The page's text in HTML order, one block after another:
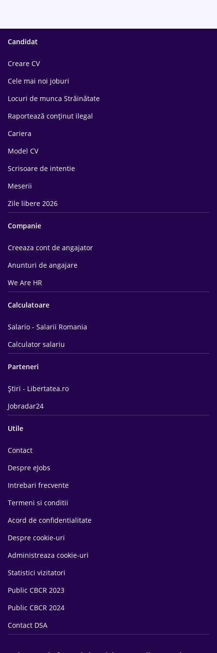
Candidat
Creare CV
Cele mai noi joburi
Locuri de munca Străinătate
Raportează conținut ilegal
Cariera
Model CV
Scrisoare de intentie
Meserii
Zile libere 2026
Companie
Creeaza cont de angajator
Anunturi de angajare
We Are HR
Calculatoare
Salario - Salarii Romania
Calculator salariu
Parteneri
Știri - Libertatea.ro
Jobradar24
Utile
Contact
Despre eJobs
Intrebari frecvente
Termeni si conditii
Acord de confidentialitate
Despre cookie-uri
Administreaza cookie-uri
Statistici vizitatori
Public CBCR 2023
Public CBCR 2024
Contact DSA